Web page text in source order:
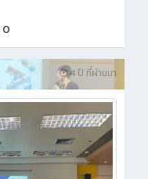
0
4 ปี ที่ผ่านมา